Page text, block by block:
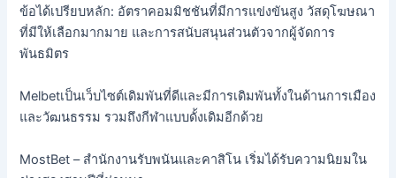
ข้อได้เปรียบหลัก: อัตราคอมมิชชันที่มีการแข่งขันสูง วัสดุโฆษณา
ที่มีให้เลือกมากมาย และการสนับสนุนส่วนตัวจากผู้จัดการ
พันธมิตร
Melbetเป็นเว็บไซต์เดิมพันที่ดีและมีการเดิมพันทั้งในด้านการเมือง
และวัฒนธรรม รวมถึงกีฬาแบบดั้งเดิมอีกด้วย
MostBet – สำนักงานรับพนันและคาสิโน เริ่มได้รับความนิยมใน